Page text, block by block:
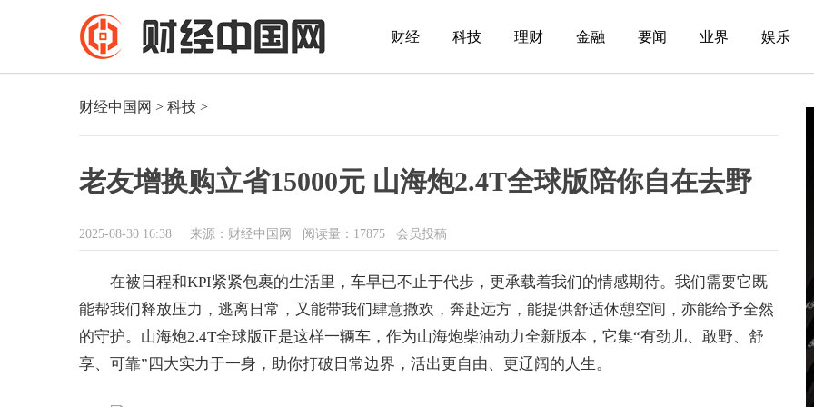
财经 科技 理财 金融 要闻 业界 娱乐
财经中国网 > 科技 >
老友增换购立省15000元 山海炮2.4T全球版陪你自在去野
2025-08-30 16:38 来源：财经中国网 阅读量：17875 会员投稿
在被日程和KPI紧紧包裹的生活里，车早已不止于代步，更承载着我们的情感期待。我们需要它既
能帮我们释放压力，逃离日常，又能带我们肆意撒欢，奔赴远方，能提供舒适休憩空间，亦能给予全然
的守护。山海炮2.4T全球版正是这样一辆车，作为山海炮柴油动力全新版本，它集“有劲儿、敢野、舒
享、可靠”四大实力于一身，助你打破日常边界，活出更自由、更辽阔的人生。